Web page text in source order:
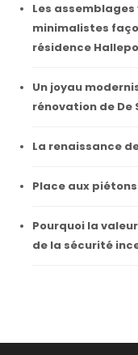
Les
minimalistes
résidence
Un joyau
rénovation de De
La renaissance
Place aux
Pourquoi la
de la sécurité